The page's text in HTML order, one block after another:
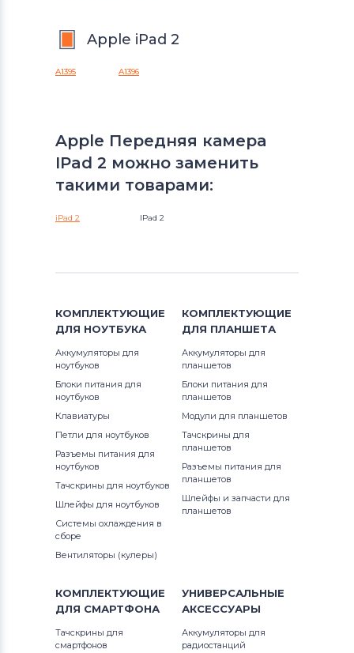
Apple iPad 2
A1395 A1396
Apple Передняя камера
IPad 2 можно заменить
такими товарами:
iPad 2 IPad 2
КОМПЛЕКТУЮЩИЕ
ДЛЯ НОУТБУКА
Аккумуляторы для
ноутбуков
Блоки питания для
ноутбуков
Клавиатуры
Петли для ноутбуков
Разъемы питания для
ноутбуков
Тачскрины для ноутбуков
Шлейфы для ноутбуков
Системы охлаждения в
сборе
Вентиляторы (кулеры)
КОМПЛЕКТУЮЩИЕ
ДЛЯ ПЛАНШЕТА
Аккумуляторы для
планшетов
Блоки питания для
планшетов
Модули для планшетов
Тачскрины для
планшетов
Разъемы питания для
планшетов
Шлейфы и запчасти для
планшетов
КОМПЛЕКТУЮЩИЕ
ДЛЯ СМАРТФОНА
Тачскрины для
смартфонов
УНИВЕРСАЛЬНЫЕ
АКСЕССУАРЫ
Аккумуляторы для
радиостанций